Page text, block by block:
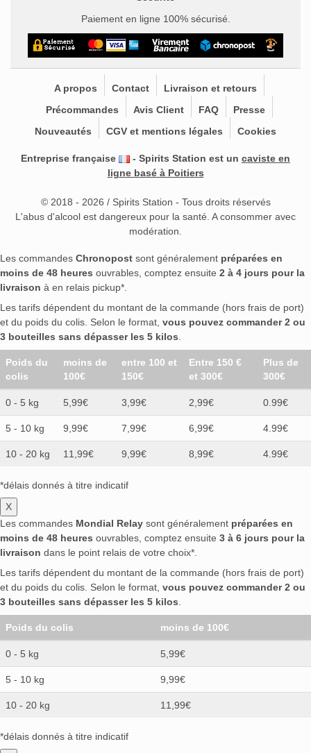
Paiement en ligne 100% sécurisé.
A propos Contact
Livraison et retours
Précommandes
Avis Client FAQ
Presse
Nouveautés
CGV et mentions légales Cookies
Entreprise française - Spirits Station est un caviste en
ligne basé à Poitiers
© 2018 - 2026 / Spirits Station - Tous droits réservés
L'abus d'alcool est dangereux pour la santé. A consommer avec
modération.
Les commandes Chronopost sont généralement préparées en
moins de 48 heures ouvrables, comptez ensuite 2 à 4 jours pour la
livraison à en relais pickup*.
Les tarifs dépendent du montant de la commande (hors frais de port)
et du poids du colis. Selon le format, vous pouvez commander 2 ou
3 bouteilles sans dépasser les 5 kilos
Poids du
colis
moins de
100€
entre 100 et
150€
Entre 150 €
et 300€
Plus de
300€
0 - 5 kg 5,99€ 3,99€ 2,99€ 0.99€
5 - 10 kg 9,99€ 7,99€ 6,99€ 4.99€
10 - 20 kg 11,99€ 9,99€ 8,99€ 4.99€
*délais donnés à titre indicatif
X
Les commandes Mondial Relay sont généralement préparées en
moins de 48 heures ouvrables, comptez ensuite 3 à 6 jours pour la
livraison dans le point relais de votre choix*.
Les tarifs dépendent du montant de la commande (hors frais de port)
et du poids du colis. Selon le format, vous pouvez commander 2 ou
3 bouteilles sans dépasser les 5 kilos
Poids du colis moins de 100€
0 - 5 kg 5,99€
5 - 10 kg 9,99€
10 - 20 kg 11,99€
*délais donnés à titre indicatif